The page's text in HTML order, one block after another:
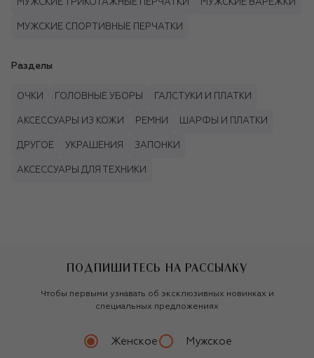
МУЖСКИЕ ТРИКОТАЖНЫЕ ПЕРЧАТКИ МУЖСКИЕ ВАРЕЖКИ
МУЖСКИЕ СПОРТИВНЫЕ ПЕРЧАТКИ
Разделы
ОЧКИ ГОЛОВНЫЕ УБОРЫ ГАЛСТУКИ И ПЛАТКИ
АКСЕССУАРЫ ИЗ КОЖИ РЕМНИ ШАРФЫ И ПЛАТКИ
ДРУГОЕ УКРАШЕНИЯ ЗАПОНКИ
АКСЕССУАРЫ ДЛЯ ТЕХНИКИ
ПОДПИШИТЕСЬ НА РАССЫЛКУ
Чтобы первыми узнавать об эксклюзивных новинках и
специальных предложениях
Женское Мужское